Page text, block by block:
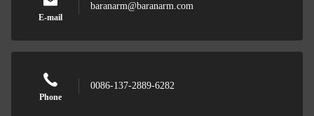
E-mail
baranarm@baranarm.com
Phone
0086-137-2889-6282